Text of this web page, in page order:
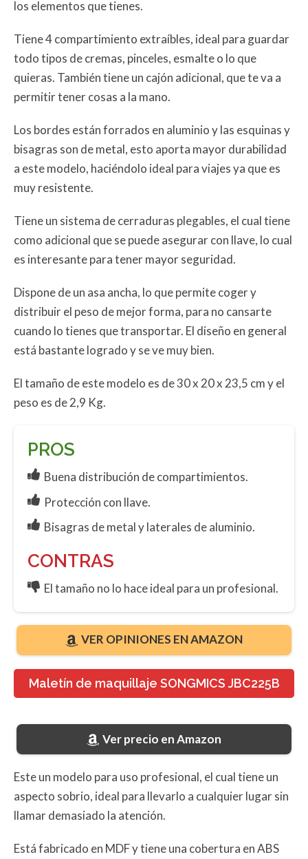
los elementos que tienes.
Tiene 4 compartimiento extraíbles, ideal para guardar
todo tipos de cremas, pinceles, esmalte o lo que
quieras. También tiene un cajón adicional, que te va a
permitir tener cosas a la mano.
Los bordes están forrados en aluminio y las esquinas y
bisagras son de metal, esto aporta mayor durabilidad
a este modelo, haciéndolo ideal para viajes ya que es
muy resistente.
Tiene un sistema de cerraduras plegables, el cual tiene
como adicional que se puede asegurar con llave, lo cual
es interesante para tener mayor seguridad.
Dispone de un asa ancha, lo que permite coger y
distribuir el peso de mejor forma, para no cansarte
cuando lo tienes que transportar. El diseño en general
está bastante logrado y se ve muy bien.
El tamaño de este modelo es de 30 x 20 x 23,5 cm y el
peso es de 2,9 Kg.
PROS
Buena distribución de compartimientos.
Protección con llave.
Bisagras de metal y laterales de aluminio.
CONTRAS
El tamaño no lo hace ideal para un profesional.
VER OPINIONES EN AMAZON
Maletín de maquillaje SONGMICS JBC225B
Ver precio en Amazon
Este un modelo para uso profesional, el cual tiene un
aspecto sobrio, ideal para llevarlo a cualquier lugar sin
llamar demasiado la atención.
Está fabricado en MDF y tiene una cobertura en ABS